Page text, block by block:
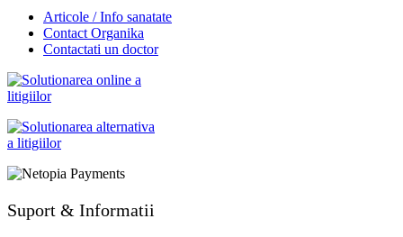
Articole / Info sanatate
Contact Organika
Contactati un doctor
Suport & Informatii